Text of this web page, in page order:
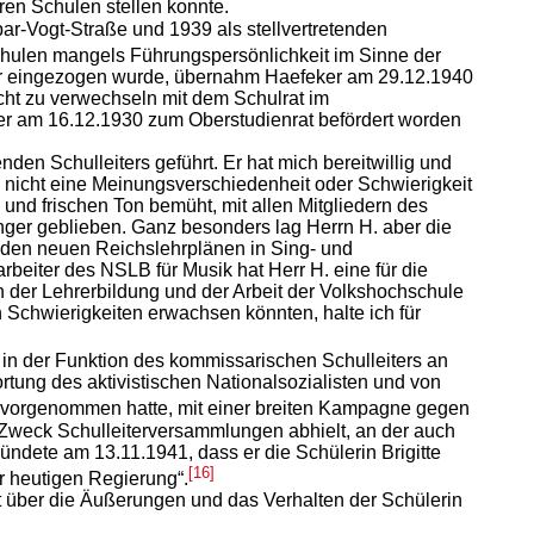
Schulen stellen konnte.
Vogt-Straße und 1939 als stellvertretenden
mangels Führungspersönlichkeit im Sinne der
wurde, übernahm Haefeker am 29.12.1940
zu verwechseln mit dem Schulrat im
16.12.1930 zum Oberstudienrat befördert worden
Schulleiters geführt. Er hat mich bereitwillig und
eine Meinungsverschiedenheit oder Schwierigkeit
frischen Ton bemüht, mit allen Mitgliedern des
geblieben. Ganz besonders lag Herrn H. aber die
neuen Reichslehrplänen in Sing- und
des NSLB für Musik hat Herr H. eine für die
Lehrerbildung und der Arbeit der Volkshochschule
erwachsen könnten, halte ich für
der Funktion des kommissarischen Schulleiters an
des aktivistischen Nationalsozialisten und von
hatte, mit einer breiten Kampagne gegen
Schulleiterversammlungen abhielt, an der auch
am 13.11.1941, dass er die Schülerin Brigitte
Regierung“.[16]
die Äußerungen und das Verhalten der Schülerin